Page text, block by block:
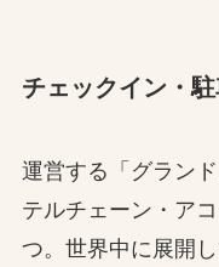
チェックイン・
運営する「グラン
テルチェーン・ア
つ。世界中に展開